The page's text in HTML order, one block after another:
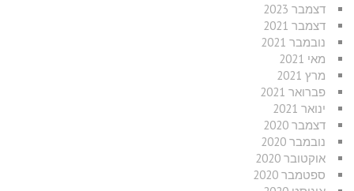
דצמבר 2023
דצמבר 2021
נובמבר 2021
מאי 2021
מרץ 2021
פברואר 2021
ינואר 2021
דצמבר 2020
נובמבר 2020
אוקטובר 2020
ספטמבר 2020